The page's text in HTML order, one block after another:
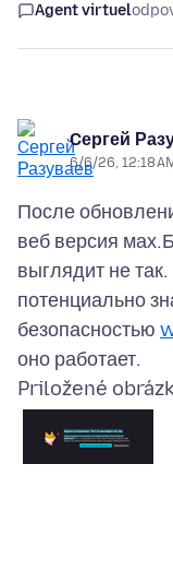
Agent virtuel
Cергей
6/6/26, 12:18
После
веб версия
выглядит не
потенциально
безопасностью
Priložené